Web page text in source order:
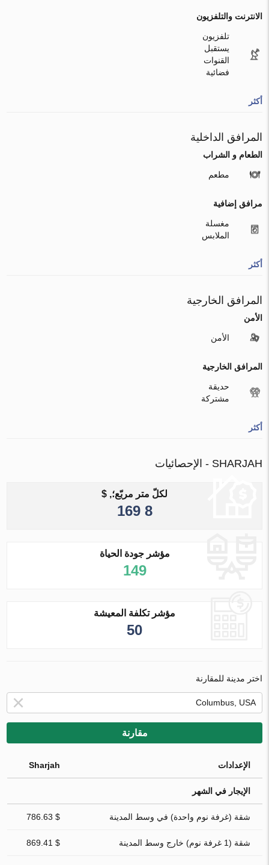
الانترنت والتلفزيون
تلفزيون
يستقبل
القنوات
فضائية
أكثر
المرافق الداخلية
الطعام و الشراب
مطعم
مرافق إضافية
مغسلة
الملابس
أكثر
المرافق الخارجية
الأمن
الأمن
المرافق الخارجية
حديقة
مشتركة
أكثر
SHARJAH - الإحصائيات
لكلّ متر مربّع؛, $
8 169
مؤشر جودة الحياة
149
مؤشر تكلفة المعيشة
50
اختر مدينة للمقارنة
مقارنة
الإعدادات Sharjah
الإيجار في الشهر
شقة (غرفة نوم واحدة) في وسط المدينة $ 786.63
شقة (1 غرفة نوم) خارج وسط المدينة $ 869.41